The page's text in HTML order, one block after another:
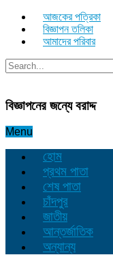
আজকের পত্রিকা
বিজ্ঞাপন তলিকা
আমাদের পরিবার
বিজ্ঞাপনের জন্যে বরাদ্দ
Menu
হোম
প্রথম পাতা
শেষ পাতা
চাঁদপুর
জাতীয়
আন্তর্জাতিক
অন্যান্য